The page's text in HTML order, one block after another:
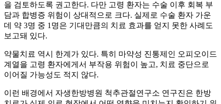
을 검토하도록 권고한다. 다만 고령 환자는 수술 이후 회복 부
담과 합병증 위험이 상대적으로 크다. 실제로 수술 환자 가운
데 약 3명 중 1명은 기대만큼의 치료 효과를 얻지 못한 사례도
보고돼 있다.
약물치료 역시 한계가 있다. 특히 마약성 진통제인 오피오이드
계열을 고령 환자에게서 부작용 위험이 높고, 치료 중단으로
이어질 가능성도 적지 않다.
이런 배경에서 자생한방병원 척추관절연구소 연구진은 한방